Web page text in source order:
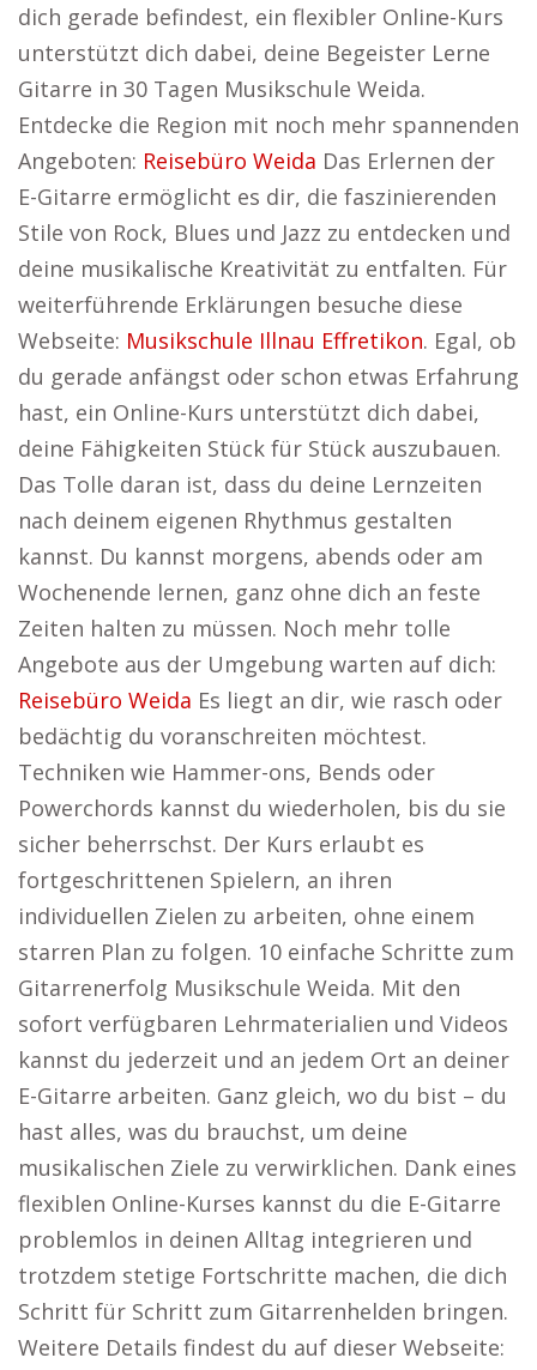
dich gerade befindest, ein flexibler Online-Kurs
unterstützt dich dabei, deine Begeister Lerne
Gitarre in 30 Tagen Musikschule Weida.
Entdecke die Region mit noch mehr spannenden
Angeboten: Reisebüro Weida Das Erlernen der
E-Gitarre ermöglicht es dir, die faszinierenden
Stile von Rock, Blues und Jazz zu entdecken und
deine musikalische Kreativität zu entfalten. Für
weiterführende Erklärungen besuche diese
Webseite: Musikschule Illnau Effretikon. Egal, ob
du gerade anfängst oder schon etwas Erfahrung
hast, ein Online-Kurs unterstützt dich dabei,
deine Fähigkeiten Stück für Stück auszubauen.
Das Tolle daran ist, dass du deine Lernzeiten
nach deinem eigenen Rhythmus gestalten
kannst. Du kannst morgens, abends oder am
Wochenende lernen, ganz ohne dich an feste
Zeiten halten zu müssen. Noch mehr tolle
Angebote aus der Umgebung warten auf dich:
Reisebüro Weida Es liegt an dir, wie rasch oder
bedächtig du voranschreiten möchtest.
Techniken wie Hammer-ons, Bends oder
Powerchords kannst du wiederholen, bis du sie
sicher beherrschst. Der Kurs erlaubt es
fortgeschrittenen Spielern, an ihren
individuellen Zielen zu arbeiten, ohne einem
starren Plan zu folgen. 10 einfache Schritte zum
Gitarrenerfolg Musikschule Weida. Mit den
sofort verfügbaren Lehrmaterialien und Videos
kannst du jederzeit und an jedem Ort an deiner
E-Gitarre arbeiten. Ganz gleich, wo du bist – du
hast alles, was du brauchst, um deine
musikalischen Ziele zu verwirklichen. Dank eines
flexiblen Online-Kurses kannst du die E-Gitarre
problemlos in deinen Alltag integrieren und
trotzdem stetige Fortschritte machen, die dich
Schritt für Schritt zum Gitarrenhelden bringen.
Weitere Details findest du auf dieser Webseite: